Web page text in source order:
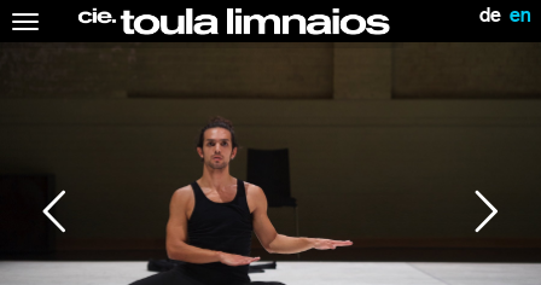
de en
Toggle
navigation